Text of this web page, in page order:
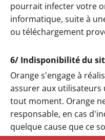
pourrait infecter votre
informatique, suite à
ou téléchargement
6/ Indisponibilité du
Orange s'engage à
assurer aux utilisateurs
tout moment. Orange
responsable, en cas
quelque cause que ce